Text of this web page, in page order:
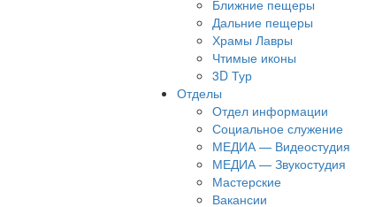
Ближние пещеры
Дальние пещеры
Храмы Лавры
Чтимые иконы
3D Тур
Отделы
Отдел информации
Социальное служение
МЕДИА — Видеостудия
МЕДИА — Звукостудия
Мастерские
Вакансии